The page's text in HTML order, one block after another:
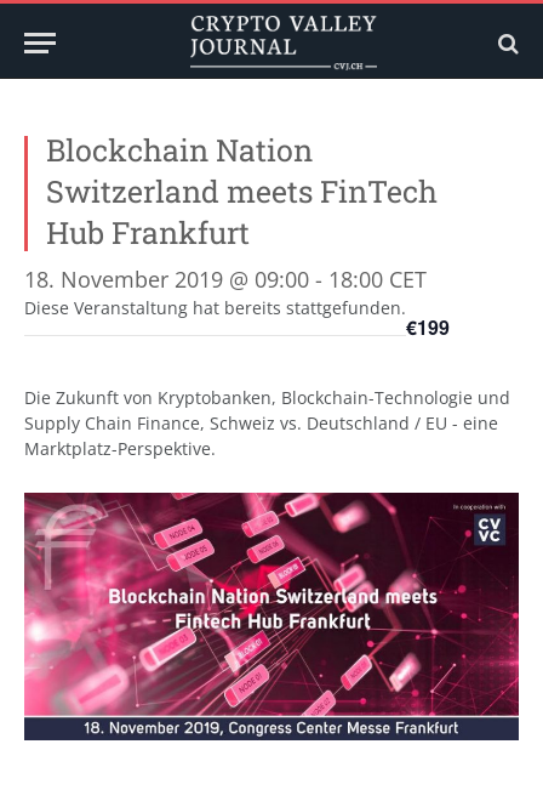
Blockchain Nation
Switzerland meets FinTech
Hub Frankfurt
18. November 2019 @ 09:00 - 18:00 CET
€199
Diese Veranstaltung hat bereits stattgefunden.
Die Zukunft von Kryptobanken, Blockchain-Technologie und
Supply Chain Finance, Schweiz vs. Deutschland / EU - eine
Marktplatz-Perspektive.